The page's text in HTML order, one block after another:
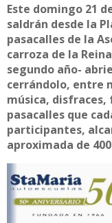
Este domingo 21
saldrán desde la
pasacalles de la
carroza de la
segundo año-
cerrándolo, entre
música,
pasacalles que
participantes,
aproximada de